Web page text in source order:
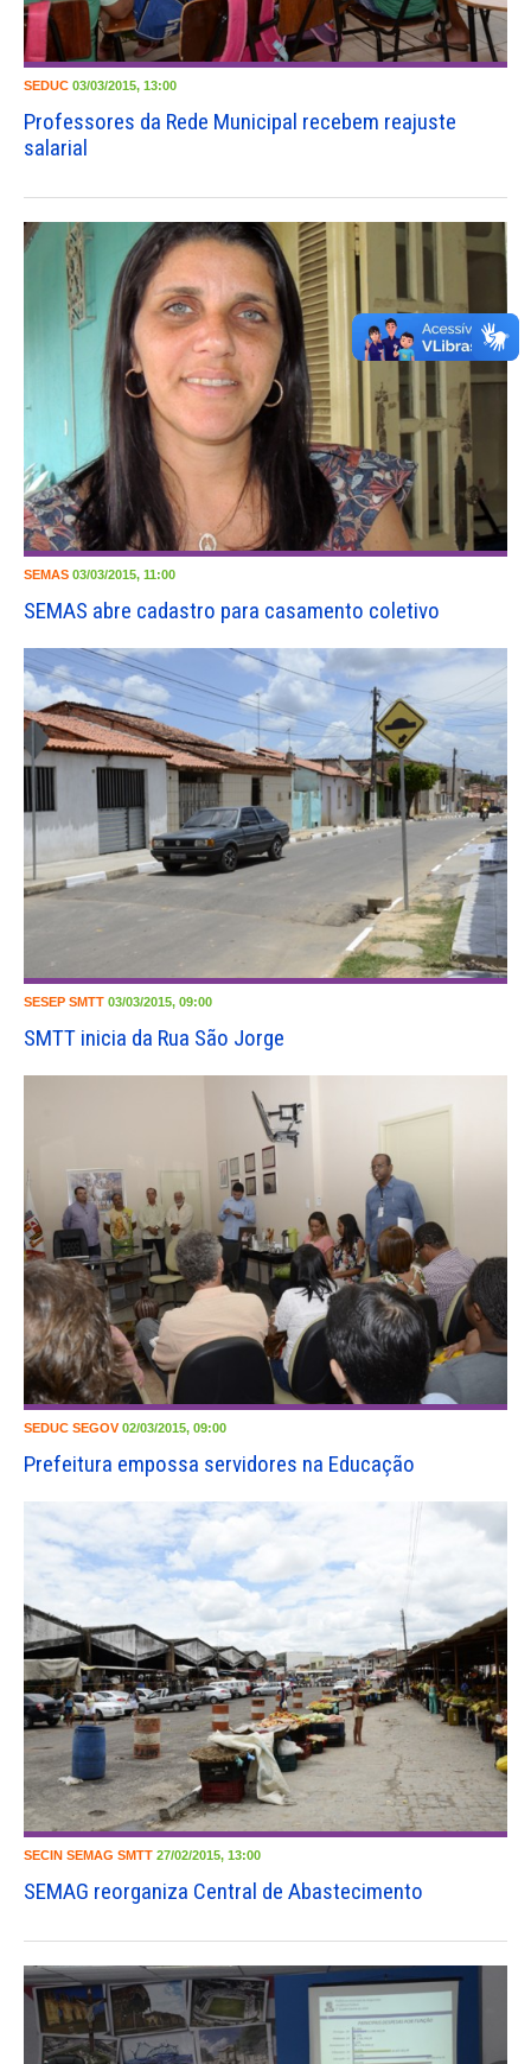
SEDUC 03/03/2015, 13:00
Professores da Rede Municipal recebem reajuste
salarial
SEMAS 03/03/2015, 11:00
SEMAS abre cadastro para casamento coletivo
SESEP SMTT 03/03/2015, 09:00
SMTT inicia da Rua São Jorge
SEDUC SEGOV02/03/2015, 09:00
Prefeitura empossa servidores na Educação
SECIN SEMAG SMTT 27/02/2015, 13:00
SEMAG reorganiza Central de Abastecimento